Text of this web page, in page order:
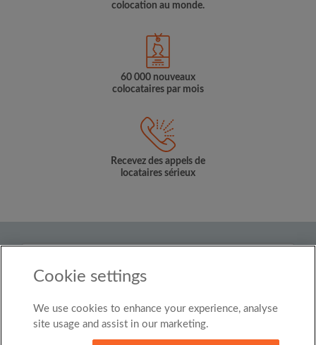
colocation au monde.
60 000 nouveaux
colocataires par mois
Recevez des appels de
locataires sérieux
Belgium
© Roomgo Limited 2025 - 21 Market Place, Stockport,
United Kingdom, SK1 1EU
Cookie settings
We use cookies to enhance your experience, analyse
site usage and assist in our marketing.